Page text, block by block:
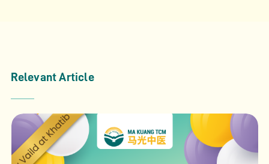
Relevant Article